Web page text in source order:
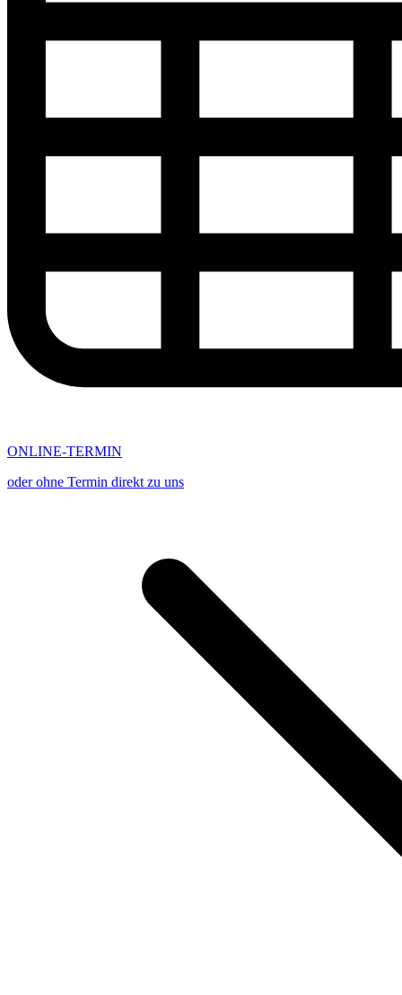
ONLINE-TERMIN
oder ohne Termin direkt zu uns